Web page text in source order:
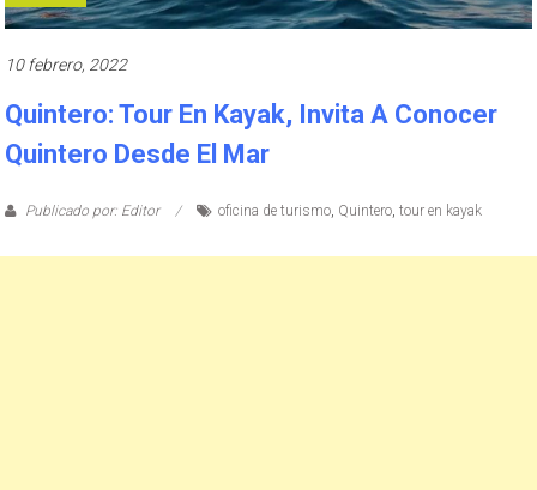
10 febrero, 2022
Quintero: Tour En Kayak, Invita A Conocer
Quintero Desde El Mar
Publicado por: Editor oficina de turismo Quintero ,tour en kayak